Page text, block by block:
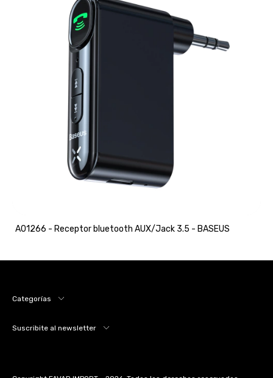
A01266 - Receptor bluetooth AUX/Jack 3.5 - BASEUS
Categorías
Suscribite al newsletter